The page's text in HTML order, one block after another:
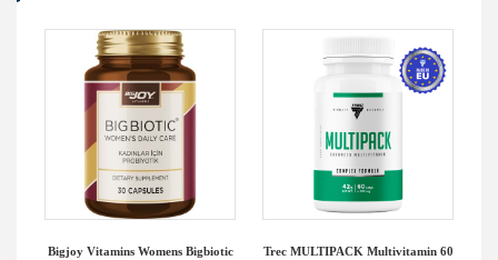
Bigjoy Vitamins Womens Bigbiotic
Trec MULTIPACK Multivitamin 60